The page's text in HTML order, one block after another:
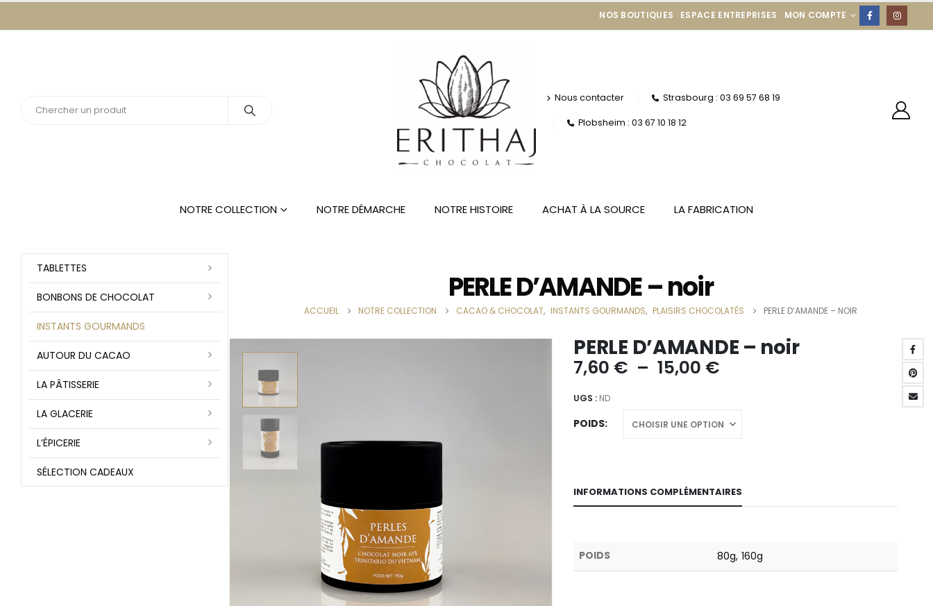
NOS BOUTIQUES ESPACE ENTREPRISES MON COMPTE
Nous contacter Strasbourg : 03 69 57 68 19
Plobsheim : 03 67 10 18 12
NOTRE COLLECTION NOTRE DÉMARCHE NOTRE HISTOIRE ACHAT À LA SOURCE LA FABRICATION
PERLE D’AMANDE – noir
ACCUEIL NOTRE COLLECTION CACAO & CHOCOLAT, INSTANTS GOURMANDS, PLAISIRS CHOCOLATÉS PERLE D’AMANDE – NOIR
PERLE D’AMANDE – noir
7,60 € – 15,00 €
7,60 €
UGS : ND
POIDS
INFORMATIONS COMPLÉMENTAIRES
POIDS 80g, 160g
TABLETTES
BONBONS DE CHOCOLAT
INSTANTS GOURMANDS
AUTOUR DU CACAO
LA PÂTISSERIE
LA GLACERIE
L’ÉPICERIE
SÉLECTION CADEAUX